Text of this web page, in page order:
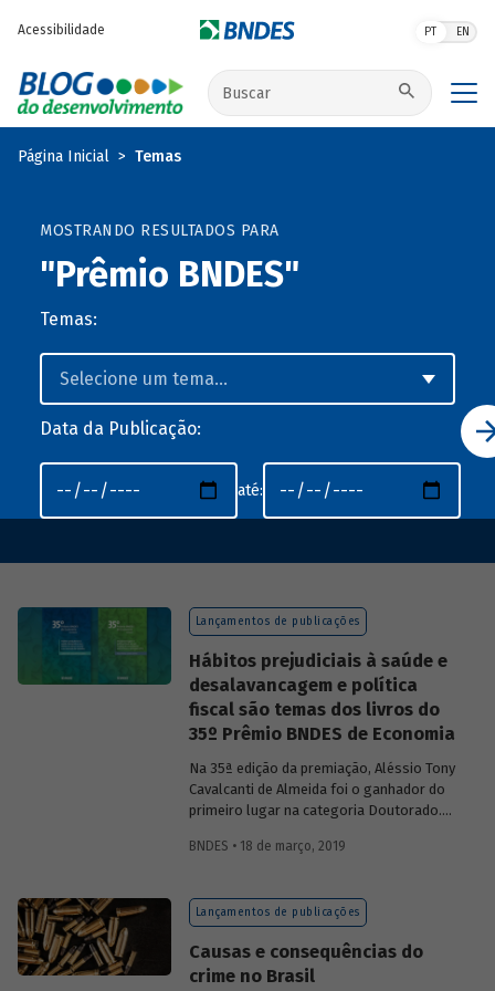
Acessibilidade PT EN
Buscar no site
Página Inicial Temas
MOSTRANDO RESULTADOS PARA
"Prêmio BNDES"
Temas:
Data da Publicação:
até:
Lançamentos de publicações
Hábitos prejudiciais à saúde e
desalavancagem e política
fiscal são temas dos livros do
35º Prêmio BNDES de Economia
Na 35ª edição da premiação, Aléssio Tony
Cavalcanti de Almeida foi o ganhador do
primeiro lugar na categoria Doutorado.
demanda e seus efeitos no atraso escolar
ao Programa de Pós-graduação em
Economia da Universidade Federal da
O primeiro analisa a demanda das
famílias brasileiras por bebidas
BNDES • 18 de março, 2019
Lançamentos de publicações
Causas e consequências do
crime no Brasil